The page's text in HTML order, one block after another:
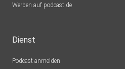
Werben auf podcast.de
Dienst
Podcast anmelden